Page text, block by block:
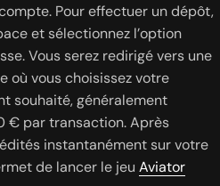
Pour effectuer un dépôt,
et sélectionnez l’option
Vous serez redirigé vers une
où vous choisissez votre
souhaité, généralement
€ par transaction. Après
instantanément sur votre
de lancer le jeu Aviator